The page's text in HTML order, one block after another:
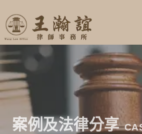
案例及法律分享